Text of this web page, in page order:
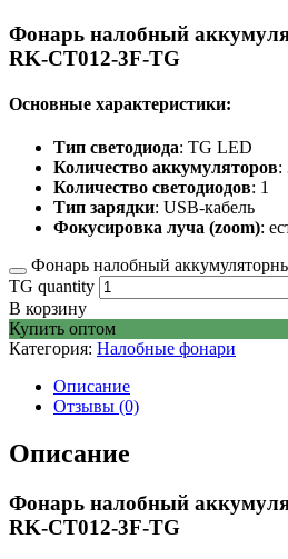
Фонарь налобный
RK-CT012-3F-TG
Основные характеристики:
Тип светодиода: TG LED
Количество аккумуляторов:
Количество светодиодов: 1
Тип зарядки: USB-кабель
Фокусировка луча (zoom):
Фонарь налобный
TG quantity
В корзину
Купить оптом
Категория: Налобные фонари
Описание
Отзывы (0)
Описание
Фонарь налобный
RK-CT012-3F-TG